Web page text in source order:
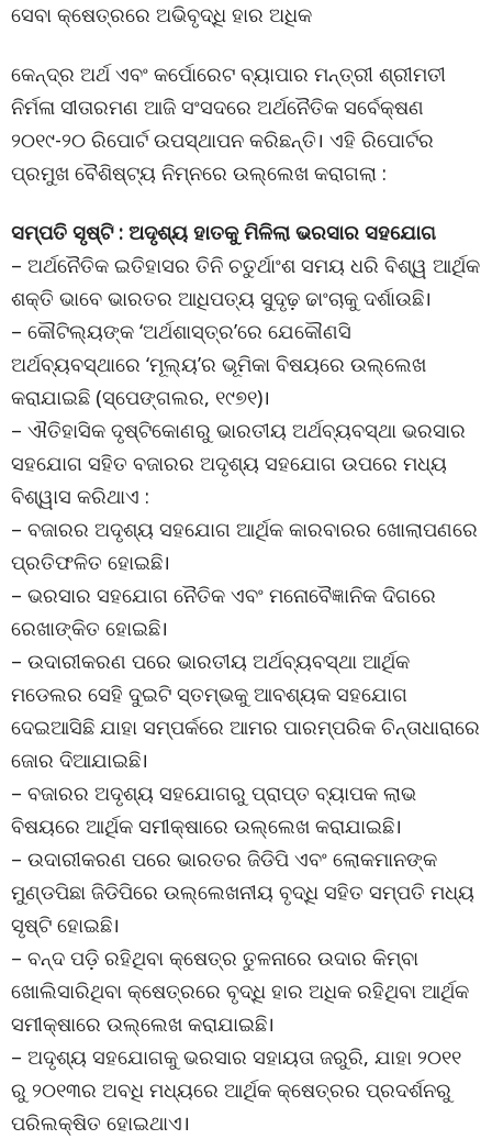
ସେବା କ୍ଷେତ୍ରରେ ଅଭିବୃଦ୍ଧି ହାର ଅଧିକ
କେନ୍ଦ୍ର ଅର୍ଥ ଏବଂ କର୍ପୋରେଟ ବ୍ୟାପାର ମନ୍ତ୍ରୀ ଶ୍ରୀମତୀ
ନିର୍ମଳା ସୀତାରମଣ ଆଜି ସଂସଦରେ ଅର୍ଥନୈତିକ ସର୍ବେକ୍ଷଣ
୨୦୧୯-୨୦ ରିପୋର୍ଟ ଉପସ୍ଥାପନ କରିଛନ୍ତି। ଏହି ରିପୋର୍ଟର
ପ୍ରମୁଖ ବୈଶିଷ୍ଟ୍ୟ ନିମ୍ନରେ ଉଲ୍ଲେଖ କରାଗଲା :
ସମ୍ପତି ସୃଷ୍ଟି : ଅଦୃଶ୍ୟ ହାତକୁ ମିଳିଲା ଭରସାର ସହଯୋଗ
– ଅର୍ଥନୈତିକ ଇତିହାସର ତିନି ଚତୁର୍ଥାଂଶ ସମୟ ଧରି ବିଶ୍ୱ ଆର୍ଥିକ
ଶକ୍ତି ଭାବେ ଭାରତର ଆଧିପତ୍ୟ ସୁଦୃଢ଼ ଢାଂଚାକୁ ଦର୍ଶାଉଛି।
– କୌଟିଲ୍ୟଙ୍କ ‘ଅର୍ଥଶାସ୍ତ୍ର’ରେ ଯେକୌଣସି
ଅର୍ଥବ୍ୟବସ୍ଥାରେ ‘ମୂଲ୍ୟ’ର ଭୂମିକା ବିଷୟରେ ଉଲ୍ଲେଖ
କରାଯାଇଛି (ସ୍ପେଙ୍ଗଲର, ୧୯୭୧)।
– ଐତିହାସିକ ଦୃଷ୍ଟିକୋଣରୁ ଭାରତୀୟ ଅର୍ଥବ୍ୟବସ୍ଥା ଭରସାର
ସହଯୋଗ ସହିତ ବଜାରର ଅଦୃଶ୍ୟ ସହଯୋଗ ଉପରେ ମଧ୍ୟ
ବିଶ୍ୱାସ କରିଥାଏ :
– ବଜାରର ଅଦୃଶ୍ୟ ସହଯୋଗ ଆର୍ଥିକ କାରବାରର ଖୋଲାପଣରେ
ପ୍ରତିଫଳିତ ହୋଇଛି।
– ଭରସାର ସହଯୋଗ ନୈତିକ ଏବଂ ମନୋବୈଜ୍ଞାନିକ ଦିଗରେ
ରେଖାଙ୍କିତ ହୋଇଛି।
– ଉଦାରୀକରଣ ପରେ ଭାରତୀୟ ଅର୍ଥବ୍ୟବସ୍ଥା ଆର୍ଥିକ
ମଡେଲର ସେହି ଦୁଇଟି ସ୍ତମ୍ଭକୁ ଆବଶ୍ୟକ ସହଯୋଗ
ଦେଇଆସିଛି ଯାହା ସମ୍ପର୍କରେ ଆମର ପାରମ୍ପରିକ ଚିନ୍ତାଧାରାରେ
ଜୋର ଦିଆଯାଇଛି।
– ବଜାରର ଅଦୃଶ୍ୟ ସହଯୋଗରୁ ପ୍ରାପ୍ତ ବ୍ୟାପକ ଲାଭ
ବିଷୟରେ ଆର୍ଥିକ ସମୀକ୍ଷାରେ ଉଲ୍ଲେଖ କରାଯାଇଛି।
– ଉଦାରୀକରଣ ପରେ ଭାରତର ଜିଡିପି ଏବଂ ଲୋକମାନଙ୍କ
ମୁଣ୍ଡପିଛା ଜିଡିପିରେ ଉଲ୍ଲେଖନୀୟ ବୃଦ୍ଧି ସହିତ ସମ୍ପତି ମଧ୍ୟ
ସୃଷ୍ଟି ହୋଇଛି।
– ବନ୍ଦ ପଡ଼ି ରହିଥିବା କ୍ଷେତ୍ର ତୁଳନାରେ ଉଦାର କିମ୍ବା
ଖୋଲିସାରିଥିବା କ୍ଷେତ୍ରରେ ବୃଦ୍ଧି ହାର ଅଧିକ ରହିଥିବା ଆର୍ଥିକ
ସମୀକ୍ଷାରେ ଉଲ୍ଲେଖ କରାଯାଇଛି।
– ଅଦୃଶ୍ୟ ସହଯୋଗକୁ ଭରସାର ସହାୟତା ଜରୁରି, ଯାହା ୨୦୧୧
ରୁ ୨୦୧୩ର ଅବଧି ମଧ୍ୟରେ ଆର୍ଥିକ କ୍ଷେତ୍ରର ପ୍ରଦର୍ଶନରୁ
ପରିଲକ୍ଷିତ ହୋଇଥାଏ।